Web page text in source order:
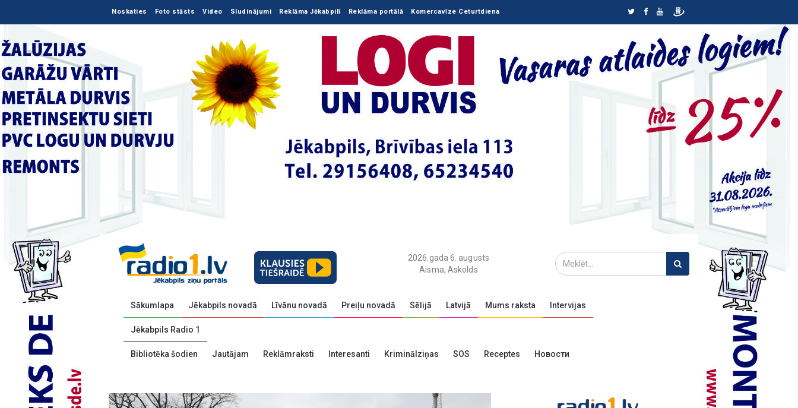
Noskaties Foto stāsts Video Sludinājumi Reklāma Jēkabpilī Reklāma portālā Komercavīze Ceturtdiena
2026.gada 6. augusts
Aisma, Askolds
Sākumlapa Jēkabpils novadā Līvānu novadā Preiļu novadā Sēlijā Latvijā Mums raksta Intervijas
Jēkabpils Radio 1
Bibliotēka šodien Jautājam Reklāmraksti Interesanti Kriminālziņas SOS Receptes Новости